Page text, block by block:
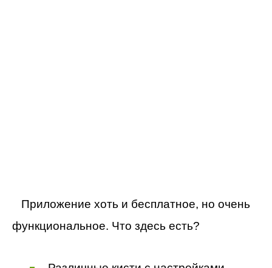
Приложение хоть и бесплатное, но очень
функциональное. Что здесь есть?